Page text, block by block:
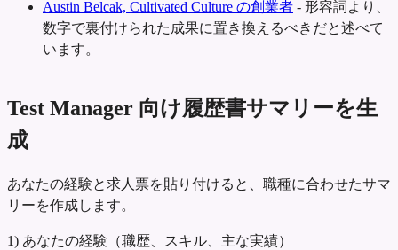
Austin Belcak, Cultivated Culture の創業者 - 形容詞より、
数字で裏付けられた成果に置き換えるべきだと述べて
います。
Test Manager 向け履歴書サマリーを生
成
あなたの経験と求人票を貼り付けると、職種に合わせたサマ
リーを作成します。
1) あなたの経験（職歴、スキル、主な実績）